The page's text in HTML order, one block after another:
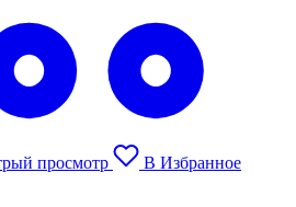
просмотр
В Избранное